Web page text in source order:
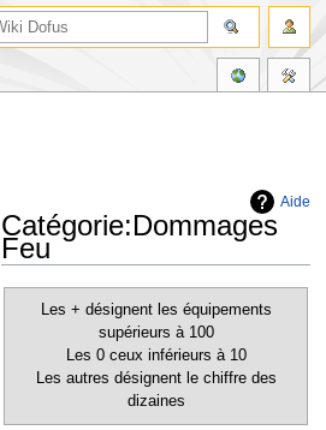
Aide
Catégorie:Dommages
Feu
navigation
recherche
Les + désignent les équipements
supérieurs à 100
Les 0 ceux inférieurs à 10
Les autres désignent le chiffre des
dizaines